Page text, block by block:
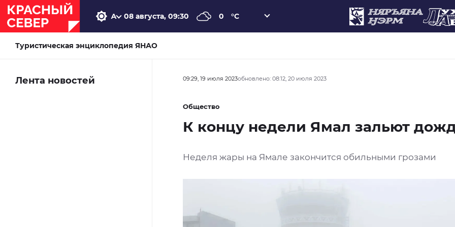
08 августа, 09:30 0 °C
Туристическая энциклопедия ЯНАО
Лента новостей 09:29, 19 июля 2023обновлено: 08:12, 20 июля 2023
Общество
К концу недели Ямал зальют
Неделя жары на Ямале закончится обильными грозами